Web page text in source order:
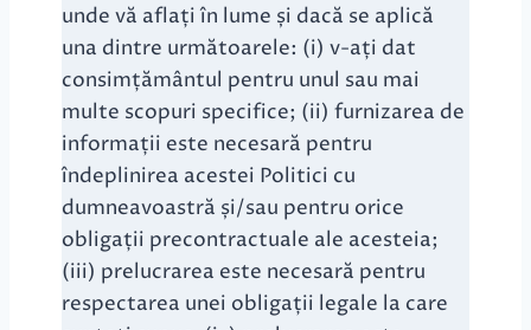
unde vă aflați în lume și dacă se aplică
una dintre următoarele: (i) v-ați dat
consimțământul pentru unul sau mai
multe scopuri specifice; (ii) furnizarea de
informații este necesară pentru
îndeplinirea acestei Politici cu
dumneavoastră și/sau pentru orice
obligații precontractuale ale acesteia;
(iii) prelucrarea este necesară pentru
respectarea unei obligații legale la care